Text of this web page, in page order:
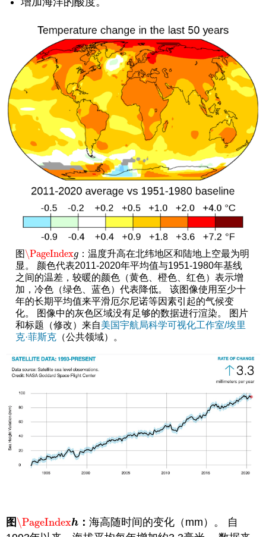
图\PageIndexg
\PageIndexg ：温度升高在北纬地区和陆地上空最为明
显。 颜色代表2011-2020年平均值与1951-1980年基线
之间的温差，较暖的颜色（黄色、橙色、红色）表示增
加，冷色（绿色、蓝色）代表降低。 该图像使用至少十
年的长期平均值来平滑厄尔尼诺等因素引起的气候变
化。 图像中的灰色区域没有足够的数据进行渲染。 图片
和标题（修改）来自美国宇航局科学可视化工作室/埃里
克·菲斯克（公共领域）。
图 \PageIndexh
\PageIndexh ：海高随时间的变化（mm）。 自